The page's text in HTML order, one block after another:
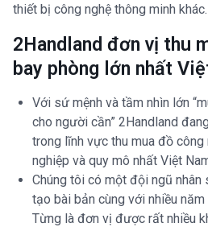
thiết bị công nghệ thông minh khác.
2Handland đơn vị thu
bay phòng lớn nhất
Với sứ mệnh và tầm nhìn lớn
cho người cần” 2Handland
trong lĩnh vực thu mua đồ công
nghiệp và quy mô nhất Việt
Chúng tôi có một đội ngũ
tạo bài bản cùng với nhiều
Từng là đơn vị được rất nhiều